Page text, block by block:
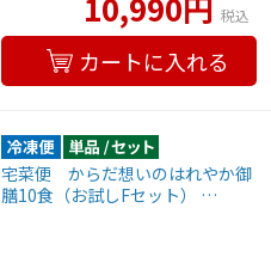
税込
カートに入れる
宅菜便 からだ想いのはれやか御
膳10食（お試しFセット） …